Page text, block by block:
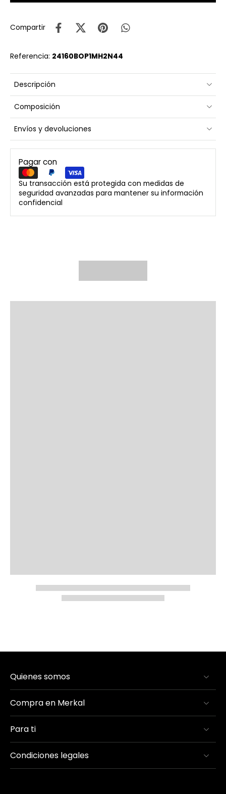
Compartir
Referencia: 24160BOP1MH2N44
Descripción
Composición
Envíos y devoluciones
Pagar con
Su transacción está protegida con medidas de
seguridad avanzadas para mantener su información
confidencial
Quienes somos
Compra en Merkal
Para ti
Condiciones legales